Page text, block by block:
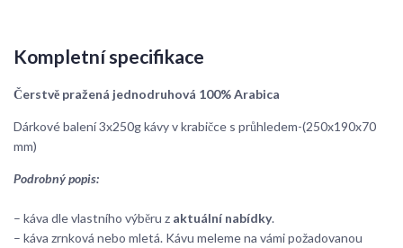
Kompletní specifikace
Čerstvě pražená jednodruhová 100% Arabica
Dárkové balení 3x250g kávy v krabičce s průhledem-(250x190x70
mm)
Podrobný popis:
– káva dle vlastního výběru z aktuální nabídky.
– káva zrnková nebo mletá. Kávu meleme na vámi požadovanou